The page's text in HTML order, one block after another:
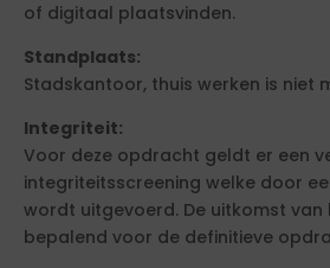
of digitaal plaatsvinden.
Standplaats:
Stadskantoor, thuis werken is niet
Integriteit:
Voor deze opdracht geldt er een
integriteitsscreening welke door
wordt uitgevoerd. De uitkomst van
bepalend voor de definitieve